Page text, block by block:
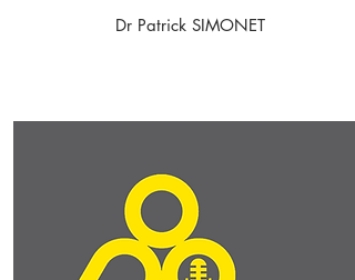
Dr Patrick SIMONET